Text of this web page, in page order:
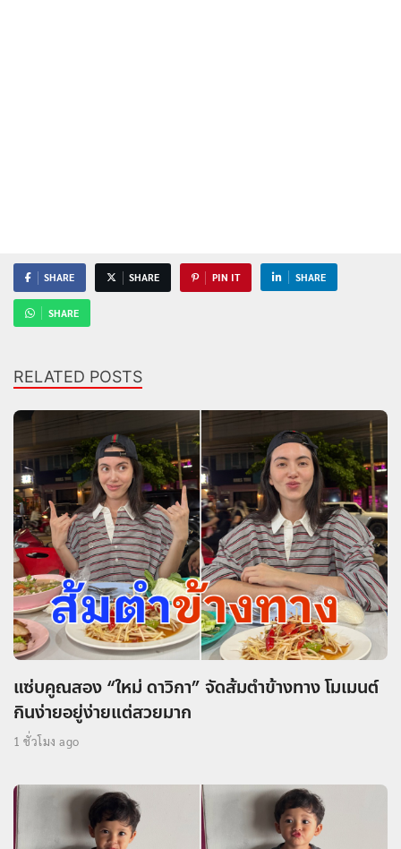
SHARE SHARE PIN IT SHARE
SHARE
RELATED POSTS
แซ่บคูณสอง “ใหม่ ดาวิกา” จัดส้มตำข้างทาง โมเมนต์
กินง่ายอยู่ง่ายแต่สวยมาก
1 ชั่วโมง ago